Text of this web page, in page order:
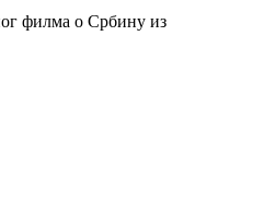
филма о Србину из